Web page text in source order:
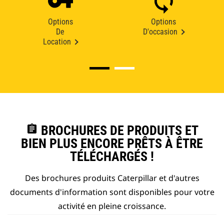
Options
De
Location
Options
D'occasion
assignment BROCHURES DE PRODUITS ET
BIEN PLUS ENCORE PRÊTS À ÊTRE
TÉLÉCHARGÉS !
Des brochures produits Caterpillar et d'autres
documents d'information sont disponibles pour votre
activité en pleine croissance.